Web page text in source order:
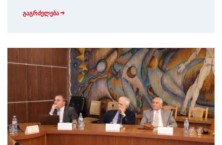
გაგრძელება